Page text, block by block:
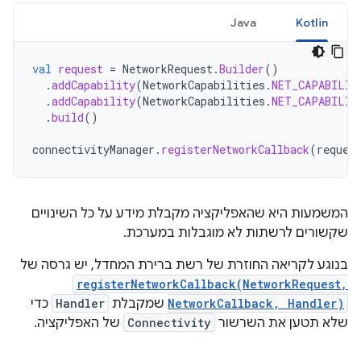
Kotlin
Java
val request = NetworkRequest.Builder()
.addCapability(NetworkCapabilities .
.addCapability(NetworkCapabilities .
.build()
connectivityManager . registerNetworkCallback(request
המשמעות היא שהאפליקציה מקבלת מידע על כל השינויים
שקשורים לרשתות לא מוגבלות במערכת.
בנוגע לקריאה החוזרת של רשת ברירת המחדל, יש גרסה של
registerNetworkCallback(NetworkRequest,
NetworkCallback, Handler) שמקבלת Handler כדי
שלא תטען את השרשור Connectivity של האפליקציה.